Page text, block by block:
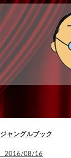
ジャングルブック
2016/08/16